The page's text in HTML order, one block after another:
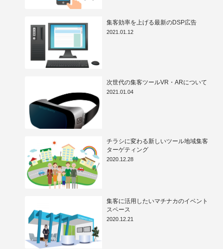
集客効率を上げる最新のDSP広告
2021.01.12
次世代の集客ツールVR・ARについて
2021.01.04
チラシに変わる新しいツール地域集客
ターゲティング
2020.12.28
集客に活用したいマチナカのイベント
スペース
2020.12.21